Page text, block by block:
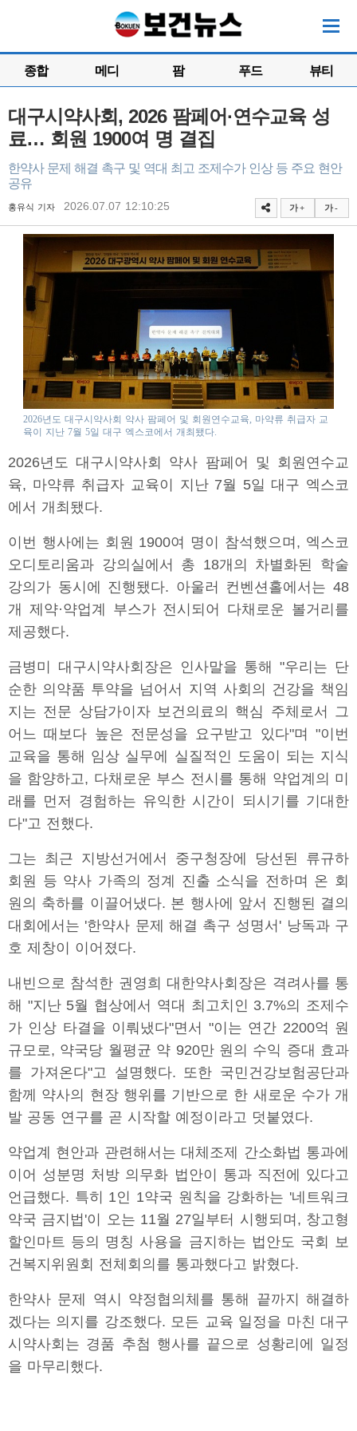
종합 메디 팜 푸드 뷰티
대구시약사회, 2026 팜페어·연수교육 성
료… 회원 1900여 명 결집
한약사 문제 해결 촉구 및 역대 최고 조제수가 인상 등 주요 현안
공유
홍유식 기자 2026.07.07 12:10:25 가 + 가 -
2026년도 대구시약사회 약사 팜페어 및 회원연수교육, 마약류 취급자 교
육이 지난 7월 5일 대구 엑스코에서 개최됐다.
2026년도 대구시약사회 약사 팜페어 및 회원연수교
육, 마약류 취급자 교육이 지난 7월 5일 대구 엑스코
에서 개최됐다.
이번 행사에는 회원 1900여 명이 참석했으며, 엑스코
오디토리움과 강의실에서 총 18개의 차별화된 학술
강의가 동시에 진행됐다. 아울러 컨벤션홀에서는 48
개 제약·약업계 부스가 전시되어 다채로운 볼거리를
제공했다.
금병미 대구시약사회장은 인사말을 통해 "우리는 단
순한 의약품 투약을 넘어서 지역 사회의 건강을 책임
지는 전문 상담가이자 보건의료의 핵심 주체로서 그
어느 때보다 높은 전문성을 요구받고 있다"며 "이번
교육을 통해 임상 실무에 실질적인 도움이 되는 지식
을 함양하고, 다채로운 부스 전시를 통해 약업계의 미
래를 먼저 경험하는 유익한 시간이 되시기를 기대한
다"고 전했다.
그는 최근 지방선거에서 중구청장에 당선된 류규하
회원 등 약사 가족의 정계 진출 소식을 전하며 온 회
원의 축하를 이끌어냈다. 본 행사에 앞서 진행된 결의
대회에서는 '한약사 문제 해결 촉구 성명서' 낭독과 구
호 제창이 이어졌다.
내빈으로 참석한 권영희 대한약사회장은 격려사를 통
해 "지난 5월 협상에서 역대 최고치인 3.7%의 조제수
가 인상 타결을 이뤄냈다"면서 "이는 연간 2200억 원
규모로, 약국당 월평균 약 920만 원의 수익 증대 효과
를 가져온다"고 설명했다. 또한 국민건강보험공단과
함께 약사의 현장 행위를 기반으로 한 새로운 수가 개
발 공동 연구를 곧 시작할 예정이라고 덧붙였다.
약업계 현안과 관련해서는 대체조제 간소화법 통과에
이어 성분명 처방 의무화 법안이 통과 직전에 있다고
언급했다. 특히 1인 1약국 원칙을 강화하는 '네트워크
약국 금지법'이 오는 11월 27일부터 시행되며, 창고형
할인마트 등의 명칭 사용을 금지하는 법안도 국회 보
건복지위원회 전체회의를 통과했다고 밝혔다.
한약사 문제 역시 약정협의체를 통해 끝까지 해결하
겠다는 의지를 강조했다. 모든 교육 일정을 마친 대구
시약사회는 경품 추첨 행사를 끝으로 성황리에 일정
을 마무리했다.